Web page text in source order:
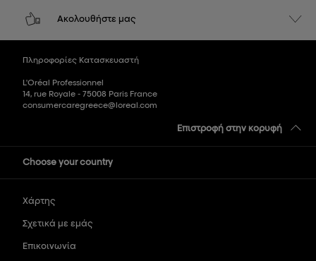
Ακολουθήστε μας
Πληροφορίες Κατασκευαστή
L'Oréal Professionnel
14, rue Royale - 75008 Paris France
consumercaregreece@loreal.com
Επιστροφή στην κορυφή
Choose your country
Χάρτης
Σχετικά με εμάς
Επικοινωνία